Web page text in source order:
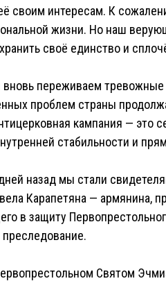
своим интересам. К
жизни. Но наш
своё единство и
вновь переживаем
проблем страны
кампания — это
стабильности и
назад мы стали
Карапетяна — армянина,
в защиту
преследование.
Святом